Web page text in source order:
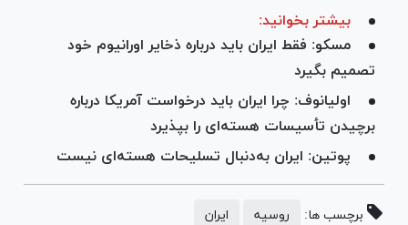
بیشتر بخوانید:
مسکو: فقط ایران باید درباره ذخایر اورانیوم خود
تصمیم بگیرد
اولیانوف: چرا ایران باید درخواست آمریکا درباره
برچیدن تأسیسات هسته‌ای را بپذیرد
پوتین: ایران به‌دنبال تسلیحات هسته‌ای نیست
برچسب ها: روسیه ایران